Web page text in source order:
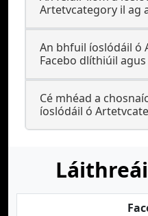
Artetvcategory il ag
An bhfuil íoslódáil ó
Facebo dlíthiúil
Cé mhéad a
íoslódáil ó